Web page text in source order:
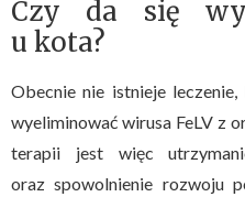
Czy da się
u kota?
Obecnie nie istnieje
wyeliminować wirusa FeLV z
terapii jest więc
oraz spowolnienie rozwoju